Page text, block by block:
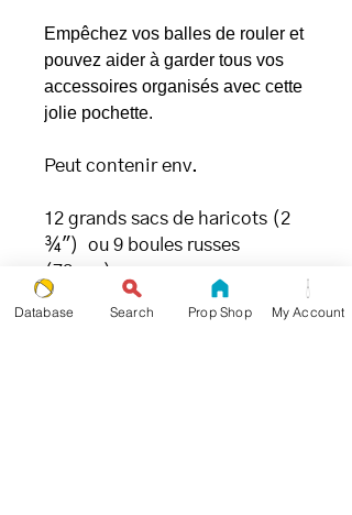
Empêchez vos balles de rouler et
pouvez aider à garder tous vos
accessoires organisés avec cette
jolie pochette.
Peut contenir env.
12 grands sacs de haricots (2
¾") ou 9 boules russes
(72mm)
Database Search Prop Shop My Account